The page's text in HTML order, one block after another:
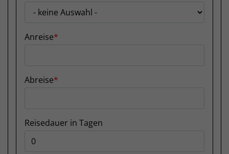
Anreise
Abreise
Reisedauer in Tagen